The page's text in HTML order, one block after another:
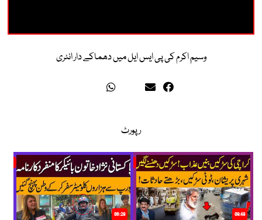
وسیم اکرم کی پی ایس ایل میں دھماکے دار انٹری
رپورٹ
08:48
06:28